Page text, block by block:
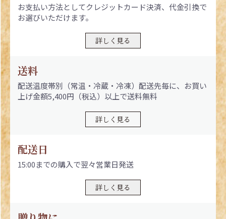
お支払い方法としてクレジットカード決済、代金引換で
お選びいただけます。
詳しく見る
送料
配送温度帯別（常温・冷蔵・冷凍）配送先毎に、お買い
上げ金額5,400円（税込）以上で送料無料
詳しく見る
配送日
15:00までの購入で翌々営業日発送
詳しく見る